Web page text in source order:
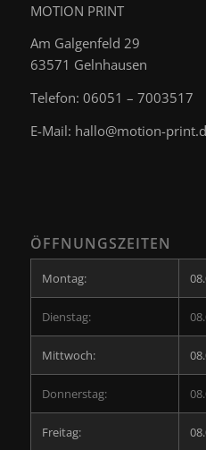
MOTION PRINT
Am Galgenfeld 29
63571 Gelnhausen
Telefon: 06051 – 7003517
E-Mail: hallo@motion-
ÖFFNUNGSZEITEN
Montag:
Dienstag:
Mittwoch:
Donnerstag:
Freitag: